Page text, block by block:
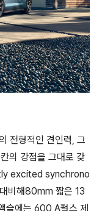
전형적인 견인력, 그
의 강점을 그대로 갖
excited synchrono
비해80mm 짧은 13
슬에는 600 A펄스 제